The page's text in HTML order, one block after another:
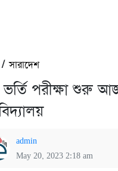
সারাদেশ
পরীক্ষা শুরু
admin
May 20, 2023 2:18 am